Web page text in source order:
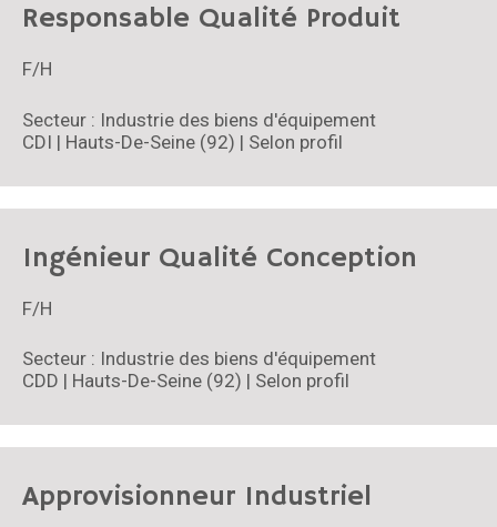
Responsable Qualité Produit
F/H
Secteur : Industrie des biens d'équipement
CDI | Hauts-De-Seine (92) | Selon profil
Ingénieur Qualité Conception
F/H
Secteur : Industrie des biens d'équipement
CDD | Hauts-De-Seine (92) | Selon profil
Approvisionneur Industriel